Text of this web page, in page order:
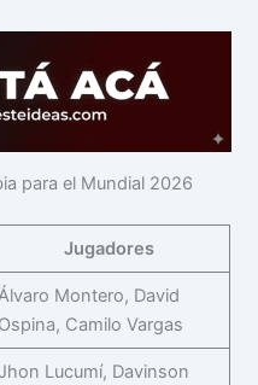
para el Mundial 2026
Jugadores
Montero, David
Ospina, Camilo Vargas
Jhon Lucumí, Davinson